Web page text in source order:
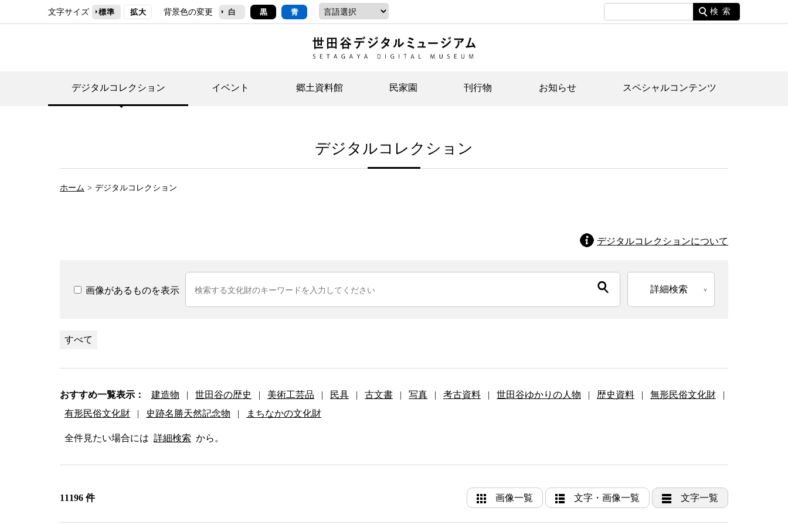
文字サイズ 標準 拡大 背景色の変更 白 黒 青 検索
デジタルコレクション イベント 郷土資料館
イベント
民家園
事業案内(テーマ展示・ボランティアなど) イベント
刊行物 お知らせ スペシャルコンテンツ
ジュニア講座
デジタルコレクション
ホーム デジタルコレクション
デジタルコレクションについて
画像があるものを表示 詳細検索
すべて
おすすめ一覧表示： 建造物 | 世田谷の歴史 | 美術工芸品 | 民具 | 古文書 | 写真 | 考古資料 | 世田谷ゆかりの人物 | 歴史資料 | 無形民俗文化財
|
有形民俗文化財
| 史跡名勝天然記念物 | まちなかの文化財
全件見たい場合には 詳細検索 から。
11196 件 画像一覧 文字・画像一覧 文字一覧